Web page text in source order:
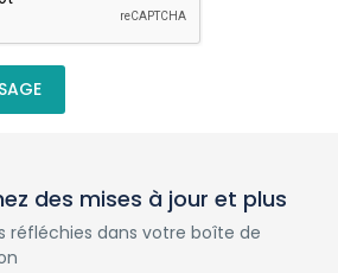
des mises à jour et plus
réfléchies dans votre boîte de